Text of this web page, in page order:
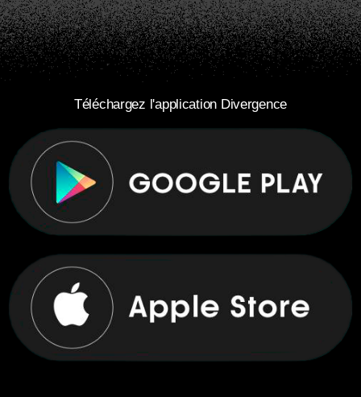
Téléchargez l'application Divergence